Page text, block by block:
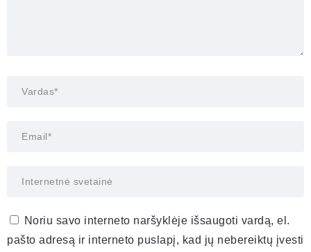
Noriu savo interneto naršyklėje išsaugoti vardą, el.
pašto adresą ir interneto puslapį, kad jų nebereiktų įvesti